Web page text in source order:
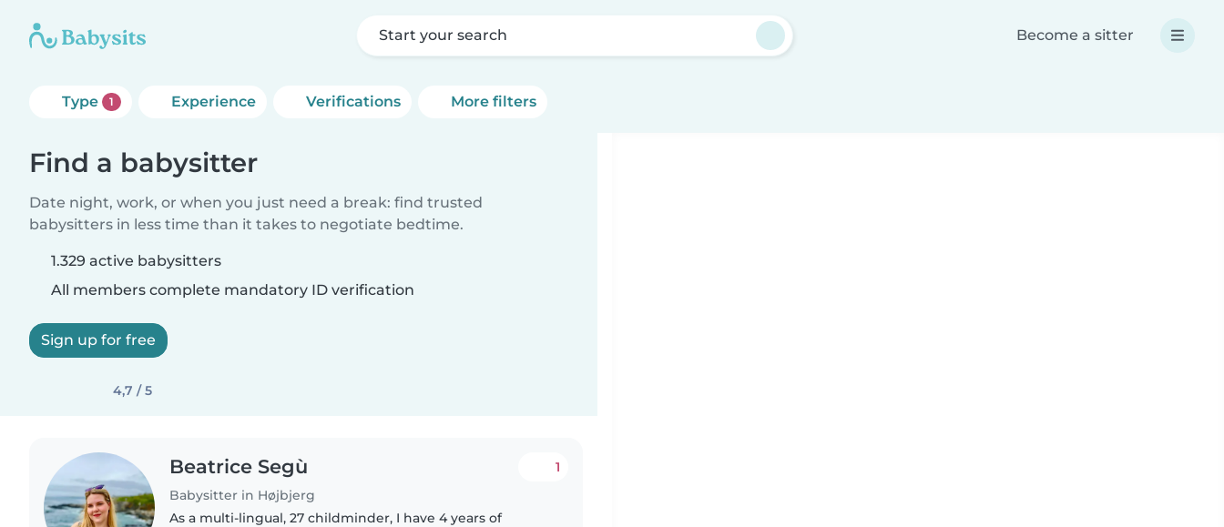
Start your search Become a sitter
Type 1 Experience Verifications More filters
Find a babysitter
Date night, work, or when you just need a break: find trusted
babysitters in less time than it takes to negotiate bedtime.
1.329 active babysitters
All members complete mandatory ID verification
Sign up for free
4,7 / 5
Beatrice Segù
Babysitter in Højbjerg
1
As a multi-lingual, 27 childminder, I have 4 years of